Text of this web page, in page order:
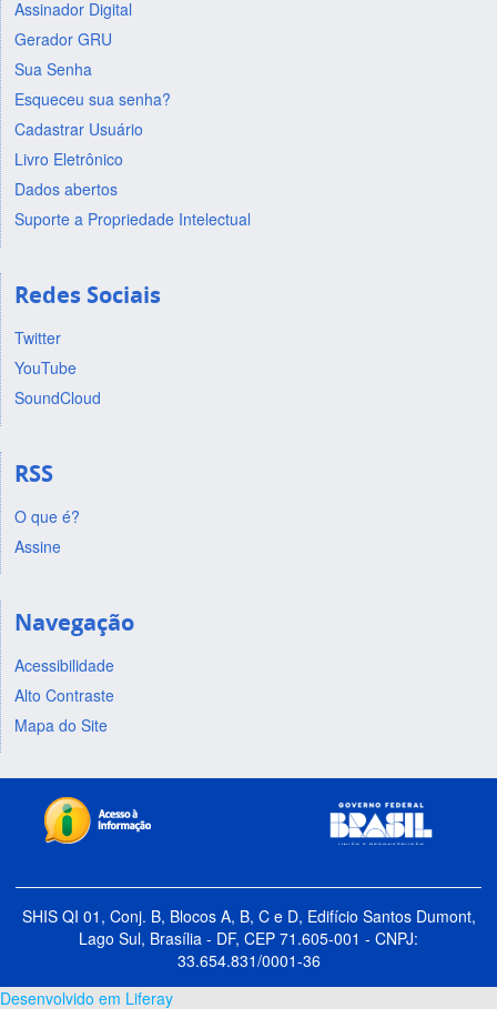
Assinador Digital
Gerador GRU
Sua Senha
Esqueceu sua senha?
Cadastrar Usuário
Livro Eletrônico
Dados abertos
Suporte a Propriedade Intelectual
Redes Sociais
Twitter
YouTube
SoundCloud
RSS
O que é?
Assine
Navegação
Acessibilidade
Alto Contraste
Mapa do Site
SHIS QI 01, Conj. B, Blocos A, B, C e D, Edifício Santos Dumont,
Lago Sul, Brasília - DF, CEP 71.605-001 - CNPJ:
33.654.831/0001-36
Desenvolvido em Liferay